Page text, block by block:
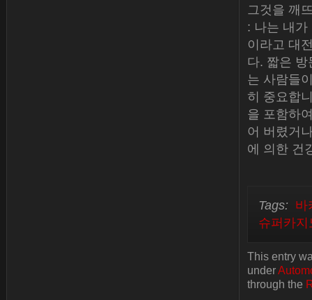
그것을 깨
: 나는 내
이라고 대
다. 짧은
는 사람들
히 중요합
을 포함하
어 버렸거
에 의한 건
Tags: 바
슈퍼카
This entry
under
through the